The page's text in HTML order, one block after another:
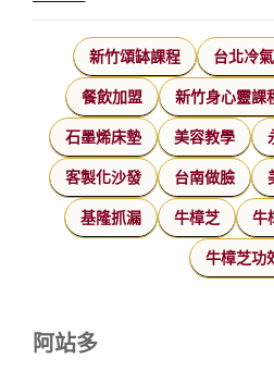
新竹頌缽課程 台北冷
餐飲加盟 新竹身心靈課
石墨烯床墊 美容教學
客製化沙發 台南做臉
基隆抓漏 牛樟芝 牛
牛樟芝功
阿站多